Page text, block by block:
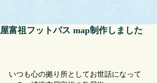
屋富祖フットパス map制作しました
いつも心の拠り所としてお世話になって